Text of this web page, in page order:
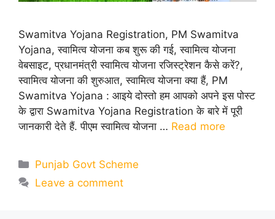
Swamitva Yojana Registration, PM Swamitva
Yojana, स्वामित्व योजना कब शुरू की गई, स्वामित्व योजना
वेबसाइट, प्रधानमंत्री स्वामित्व योजना रजिस्ट्रेशन कैसे करें?,
स्वामित्व योजना की शुरुआत, स्वामित्व योजना क्या हैं, PM
Swamitva Yojana : आइये दोस्तो हम आपको अपने इस पोस्ट
के द्वारा Swamitva Yojana Registration के बारे में पूरी
जानकारी देते हैं. पीएम स्वामित्व योजना … Read more
Categories
Punjab Govt Scheme
Leave a comment